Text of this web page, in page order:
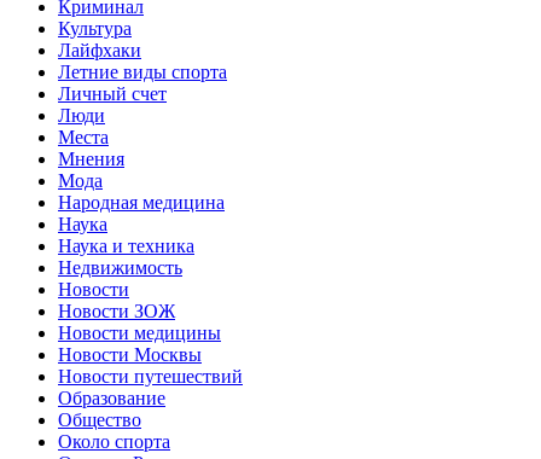
Криминал
Культура
Лайфхаки
Летние виды спорта
Личный счет
Люди
Места
Мнения
Мода
Народная медицина
Наука
Наука и техника
Недвижимость
Новости
Новости ЗОЖ
Новости медицины
Новости Москвы
Новости путешествий
Образование
Общество
Около спорта